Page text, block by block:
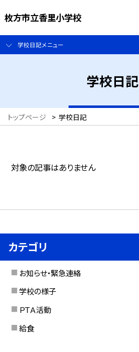
枚方市立香里小学校
学校日記メニュー
学校日記
トップページ > 学校日記
対象の記事はありません
カテゴリ
お知らせ・緊急連絡
学校の様子
ＰＴＡ活動
給食